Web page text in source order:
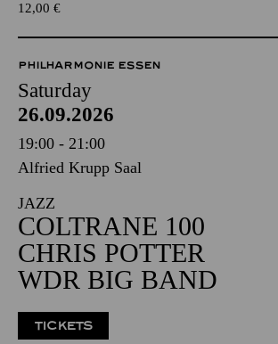
12,00 €
PHILHARMONIE ESSEN
Saturday
26.09.2026
19:00 - 21:00
Alfried Krupp Saal
JAZZ
COLTRANE 100
CHRIS POTTER
WDR BIG BAND
TICKETS